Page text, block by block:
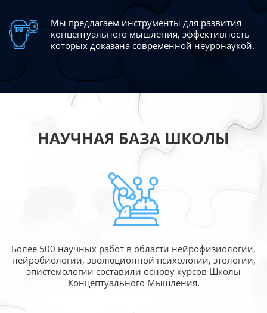
Мы предлагаем инструменты для развития
концептуального мышления, эффективность
которых доказана современной неуронаукой.
НАУЧНАЯ БАЗА ШКОЛЫ
Более 500 научных работ в области нейрофизиологии,
нейробиологии, эволюционной психологии, этологии,
эпистемологии составили основу курсов Школы
Концептуального Мышления.